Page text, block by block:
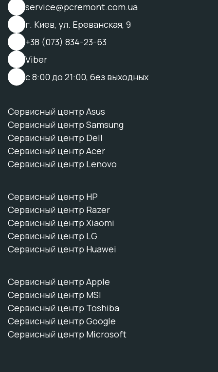
service@pcremont.com.ua
г. Киев, ул. Ереванская, 9
+38 (073) 834-23-63
Viber
с 8:00 до 21:00, без выходных
Сервисный центр Asus
Сервисный центр Samsung
Сервисный центр Dell
Сервисный центр Acer
Сервисный центр Lenovo
Сервисный центр HP
Сервисный центр Razer
Сервисный центр Xiaomi
Сервисный центр LG
Сервисный центр Huawei
Сервисный центр Apple
Сервисный центр MSI
Сервисный центр Toshiba
Сервисный центр Google
Сервисный центр Microsoft